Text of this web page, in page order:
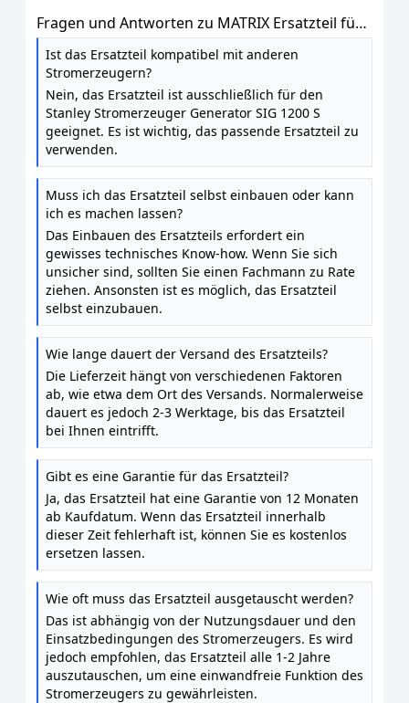
Fragen und Antworten zu MATRIX Ersatzteil für
Stanley Zündsensor für Stromerzeuger
Generator SIG 1200 S
Ist das Ersatzteil kompatibel mit anderen
Stromerzeugern?
Nein, das Ersatzteil ist ausschließlich für den
Stanley Stromerzeuger Generator SIG 1200 S
geeignet. Es ist wichtig, das passende Ersatzteil zu
verwenden.
Muss ich das Ersatzteil selbst einbauen oder kann
ich es machen lassen?
Das Einbauen des Ersatzteils erfordert ein
gewisses technisches Know-how. Wenn Sie sich
unsicher sind, sollten Sie einen Fachmann zu Rate
ziehen. Ansonsten ist es möglich, das Ersatzteil
selbst einzubauen.
Wie lange dauert der Versand des Ersatzteils?
Die Lieferzeit hängt von verschiedenen Faktoren
ab, wie etwa dem Ort des Versands. Normalerweise
dauert es jedoch 2-3 Werktage, bis das Ersatzteil
bei Ihnen eintrifft.
Gibt es eine Garantie für das Ersatzteil?
Ja, das Ersatzteil hat eine Garantie von 12 Monaten
ab Kaufdatum. Wenn das Ersatzteil innerhalb
dieser Zeit fehlerhaft ist, können Sie es kostenlos
ersetzen lassen.
Wie oft muss das Ersatzteil ausgetauscht werden?
Das ist abhängig von der Nutzungsdauer und den
Einsatzbedingungen des Stromerzeugers. Es wird
jedoch empfohlen, das Ersatzteil alle 1-2 Jahre
auszutauschen, um eine einwandfreie Funktion des
Stromerzeugers zu gewährleisten.